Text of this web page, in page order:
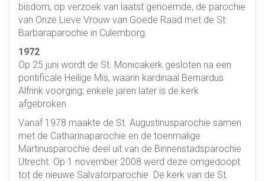
bisdom, op verzoek van laatst genoemde, de parochie
van Onze Lieve Vrouw van Goede Raad met de St.
Barbaraparochie in Culemborg.
1972
Op 25 juni wordt de St. Monicakerk gesloten na een
pontificale Heilige Mis, waarin kardinaal Bernardus
Alfrink voorging; enkele jaren later is de kerk
afgebroken.
Vanaf 1978 maakte de St. Augustinusparochie samen
met de Catharinaparochie en de toenmalige
Martinusparochie deel uit van de Binnenstadsparochie
Utrecht. Op 1 november 2008 werd deze omgedoopt
tot de nieuwe Salvatorparochie. De kerk van de St.